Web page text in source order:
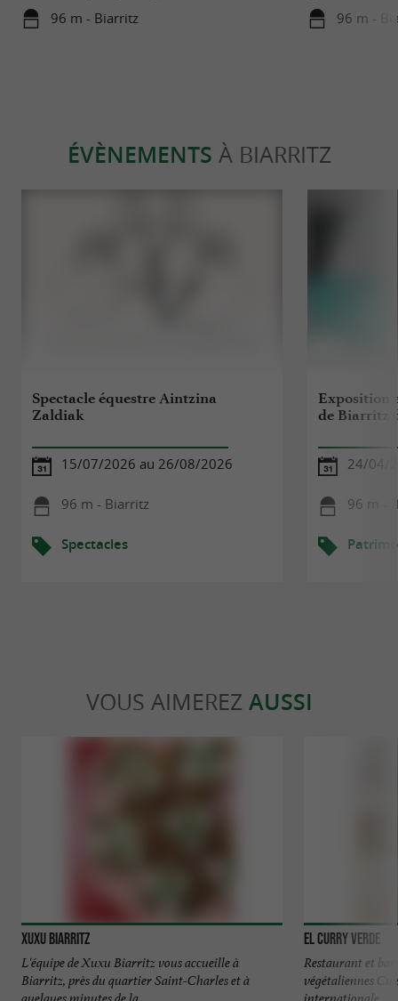
96 m - Biarritz 96 m -
ÉVÈNEMENTS À BIARRITZ
Spectacle équestre Aintzina
Zaldiak
15/07/2026 au 26/08/2026
96 m - Biarritz
Spectacles
Exposition
de Biarritz
24/04/
96 m -
VOUS AIMEREZ AUSSI
Xuxu Biarritz
L'équipe de Xuxu Biarritz vous accueille à
Biarritz, près du quartier Saint-Charles et à
El Curry Verde
Restaurant et bar
végétaliennes